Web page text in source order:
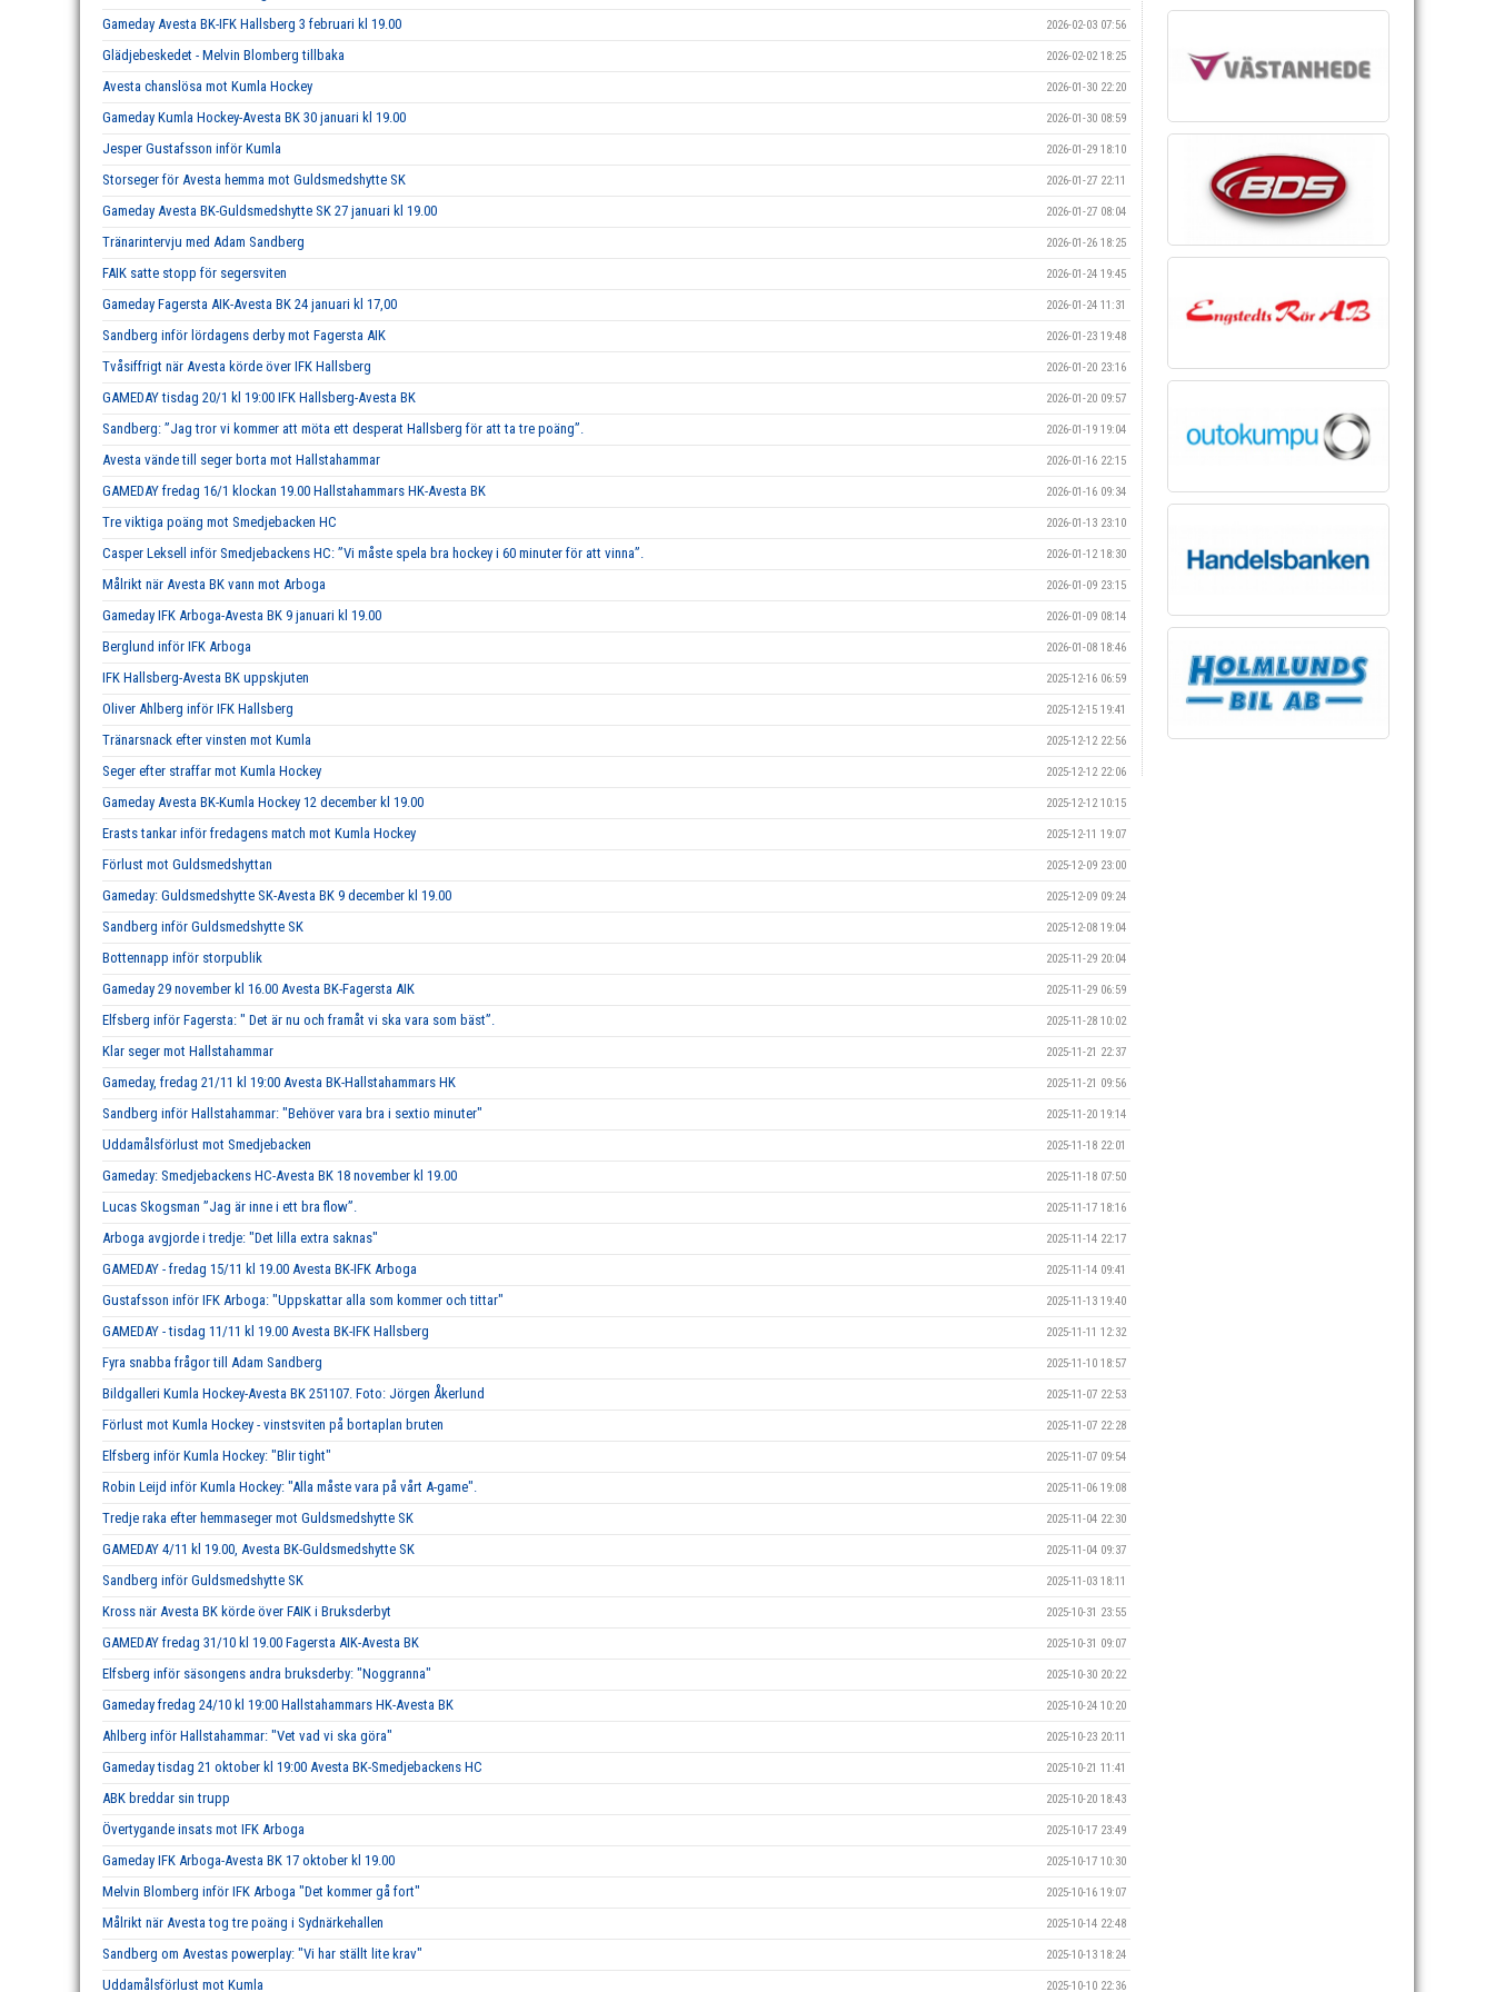
Gameday Avesta BK-IFK Hallsberg 3 februari kl 19.00 2026-02-03 07:56
Glädjebeskedet - Melvin Blomberg tillbaka 2026-02-02 18:25
Avesta chanslösa mot Kumla Hockey 2026-01-30 22:20
Gameday Kumla Hockey-Avesta BK 30 januari kl 19.00 2026-01-30 08:59
Jesper Gustafsson inför Kumla 2026-01-29 18:10
Storseger för Avesta hemma mot Guldsmedshytte SK 2026-01-27 22:11
Gameday Avesta BK-Guldsmedshytte SK 27 januari kl 19.00 2026-01-27 08:04
Tränarintervju med Adam Sandberg 2026-01-26 18:25
FAIK satte stopp för segersviten 2026-01-24 19:45
Gameday Fagersta AIK-Avesta BK 24 januari kl 17,00 2026-01-24 11:31
Sandberg inför lördagens derby mot Fagersta AIK 2026-01-23 19:48
Tvåsiffrigt när Avesta körde över IFK Hallsberg 2026-01-20 23:16
GAMEDAY tisdag 20/1 kl 19:00 IFK Hallsberg-Avesta BK 2026-01-20 09:57
Sandberg: ”Jag tror vi kommer att möta ett desperat Hallsberg för att ta tre poäng”. 2026-01-19 19:04
Avesta vände till seger borta mot Hallstahammar 2026-01-16 22:15
GAMEDAY fredag 16/1 klockan 19.00 Hallstahammars HK-Avesta BK 2026-01-16 09:34
Tre viktiga poäng mot Smedjebacken HC 2026-01-13 23:10
Casper Leksell inför Smedjebackens HC: ”Vi måste spela bra hockey i 60 minuter för att vinna”. 2026-01-12 18:30
Målrikt när Avesta BK vann mot Arboga 2026-01-09 23:15
Gameday IFK Arboga-Avesta BK 9 januari kl 19.00 2026-01-09 08:14
Berglund inför IFK Arboga 2026-01-08 18:46
IFK Hallsberg-Avesta BK uppskjuten 2025-12-16 06:59
Oliver Ahlberg inför IFK Hallsberg 2025-12-15 19:41
Tränarsnack efter vinsten mot Kumla 2025-12-12 22:56
Seger efter straffar mot Kumla Hockey 2025-12-12 22:06
Gameday Avesta BK-Kumla Hockey 12 december kl 19.00 2025-12-12 10:15
Erasts tankar inför fredagens match mot Kumla Hockey 2025-12-11 19:07
Förlust mot Guldsmedshyttan 2025-12-09 23:00
Gameday: Guldsmedshytte SK-Avesta BK 9 december kl 19.00 2025-12-09 09:24
Sandberg inför Guldsmedshytte SK 2025-12-08 19:04
Bottennapp inför storpublik 2025-11-29 20:04
Gameday 29 november kl 16.00 Avesta BK-Fagersta AIK 2025-11-29 06:59
Elfsberg inför Fagersta: " Det är nu och framåt vi ska vara som bäst”. 2025-11-28 10:02
Klar seger mot Hallstahammar 2025-11-21 22:37
Gameday, fredag 21/11 kl 19:00 Avesta BK-Hallstahammars HK 2025-11-21 09:56
Sandberg inför Hallstahammar: "Behöver vara bra i sextio minuter" 2025-11-20 19:14
Uddamålsförlust mot Smedjebacken 2025-11-18 22:01
Gameday: Smedjebackens HC-Avesta BK 18 november kl 19.00 2025-11-18 07:50
Lucas Skogsman ”Jag är inne i ett bra flow”. 2025-11-17 18:16
Arboga avgjorde i tredje: "Det lilla extra saknas" 2025-11-14 22:17
GAMEDAY - fredag 15/11 kl 19.00 Avesta BK-IFK Arboga 2025-11-14 09:41
Gustafsson inför IFK Arboga: "Uppskattar alla som kommer och tittar" 2025-11-13 19:40
GAMEDAY - tisdag 11/11 kl 19.00 Avesta BK-IFK Hallsberg 2025-11-11 12:32
Fyra snabba frågor till Adam Sandberg 2025-11-10 18:57
Bildgalleri Kumla Hockey-Avesta BK 251107. Foto: Jörgen Åkerlund 2025-11-07 22:53
Förlust mot Kumla Hockey - vinstsviten på bortaplan bruten 2025-11-07 22:28
Elfsberg inför Kumla Hockey: "Blir tight" 2025-11-07 09:54
Robin Leijd inför Kumla Hockey: "Alla måste vara på vårt A-game". 2025-11-06 19:08
Tredje raka efter hemmaseger mot Guldsmedshytte SK 2025-11-04 22:30
GAMEDAY 4/11 kl 19.00, Avesta BK-Guldsmedshytte SK 2025-11-04 09:37
Sandberg inför Guldsmedshytte SK 2025-11-03 18:11
Kross när Avesta BK körde över FAIK i Bruksderbyt 2025-10-31 23:55
GAMEDAY fredag 31/10 kl 19.00 Fagersta AIK-Avesta BK 2025-10-31 09:07
Elfsberg inför säsongens andra bruksderby: "Noggranna" 2025-10-30 20:22
Gameday fredag 24/10 kl 19:00 Hallstahammars HK-Avesta BK 2025-10-24 10:20
Ahlberg inför Hallstahammar: "Vet vad vi ska göra" 2025-10-23 20:11
Gameday tisdag 21 oktober kl 19:00 Avesta BK-Smedjebackens HC 2025-10-21 11:41
ABK breddar sin trupp 2025-10-20 18:43
Övertygande insats mot IFK Arboga 2025-10-17 23:49
Gameday IFK Arboga-Avesta BK 17 oktober kl 19.00 2025-10-17 10:30
Melvin Blomberg inför IFK Arboga "Det kommer gå fort" 2025-10-16 19:07
Målrikt när Avesta tog tre poäng i Sydnärkehallen 2025-10-14 22:48
Sandberg om Avestas powerplay: "Vi har ställt lite krav" 2025-10-13 18:24
Uddamålsförlust mot Kumla 2025-10-10 22:36